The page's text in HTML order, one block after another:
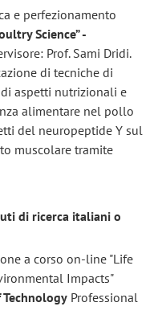
e perfezionamento
Science” -
Prof. Sami Dridi.
di tecniche di
aspetti nutrizionali e
alimentare nel pollo
del neuropeptide Y sul
muscolare tramite
di ricerca italiani o
a corso on-line "Life
Impacts"
Professional